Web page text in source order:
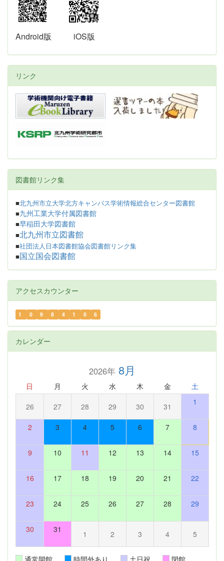
Android版 iOS版
リンク
図書館リンク集
■北九州市立大学北方キャンパス学術情報総合センター図書館
■九州工業大学付属図書館
■早稲田大学図書館
■北九州市立図書館
■社団法人日本図書館協会図書館リンク集
■ 国立国会図書館
アクセスカウンター
1 0 9 8 4 1 0 6
カレンダー
2026年8月
日 月 火 水 木 金 土
26 27 28 29 30 31 1
2 3 4 5 6 7 8
9 10 11 12 13 14 15
16 17 18 19 20 21 22
23 24 25 26 27 28 29
30 31 1 2 3 4 5